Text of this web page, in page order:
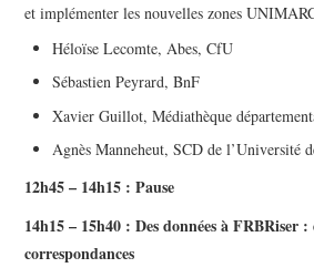
et implémenter les nouvelles zones
Héloïse Lecomte, Abes, CfU
Sébastien Peyrard, BnF
Xavier Guillot, Médiathèque
Agnès Manneheut, SCD de l’Université
12h45 – 14h15 :Pause
14h15 – 15h40 :Des données à FRBRiser
correspondances